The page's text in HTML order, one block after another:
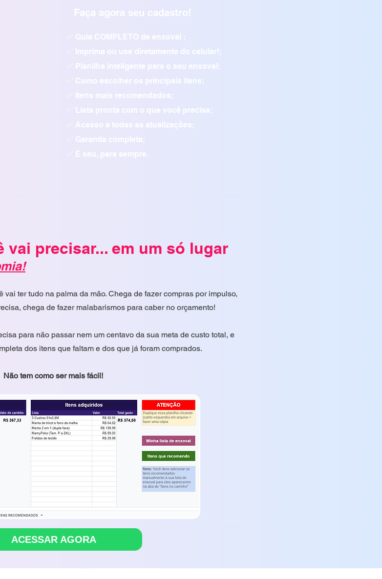
Faça agora seu cadastro!
✅ Guia COMPLETO de enxoval ;
✅ Imprima ou use diretamente do celular!;
✅ Planilha inteligente para o seu enxoval;
✅ Como escolher os principais itens;
✅ Itens mais recomendados;
✅ Lista pronta com o que você precisa;
✅ Acesso a todas as atualizações;
✅ Garantia completa;
✅ É seu, para sempre.
vai precisar... em um só lugar
ter tudo na palma da mão. Chega de fazer compras por impulso,
chega de fazer malabarismos para caber no orçamento!
para não passar nem um centavo da sua meta de custo total, e
dos itens que faltam e dos que já foram comprados.
Não tem como ser mais fácil!
ACESSAR AGORA